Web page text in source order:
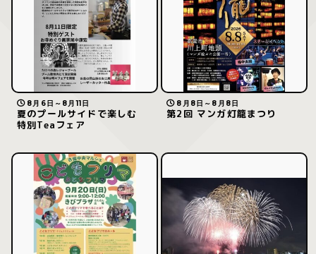
8月6日～8月11日
夏のプールサイドで楽しむ
特別Teaフェア
8月8日～8月8日
第2回 マンガ灯籠まつり